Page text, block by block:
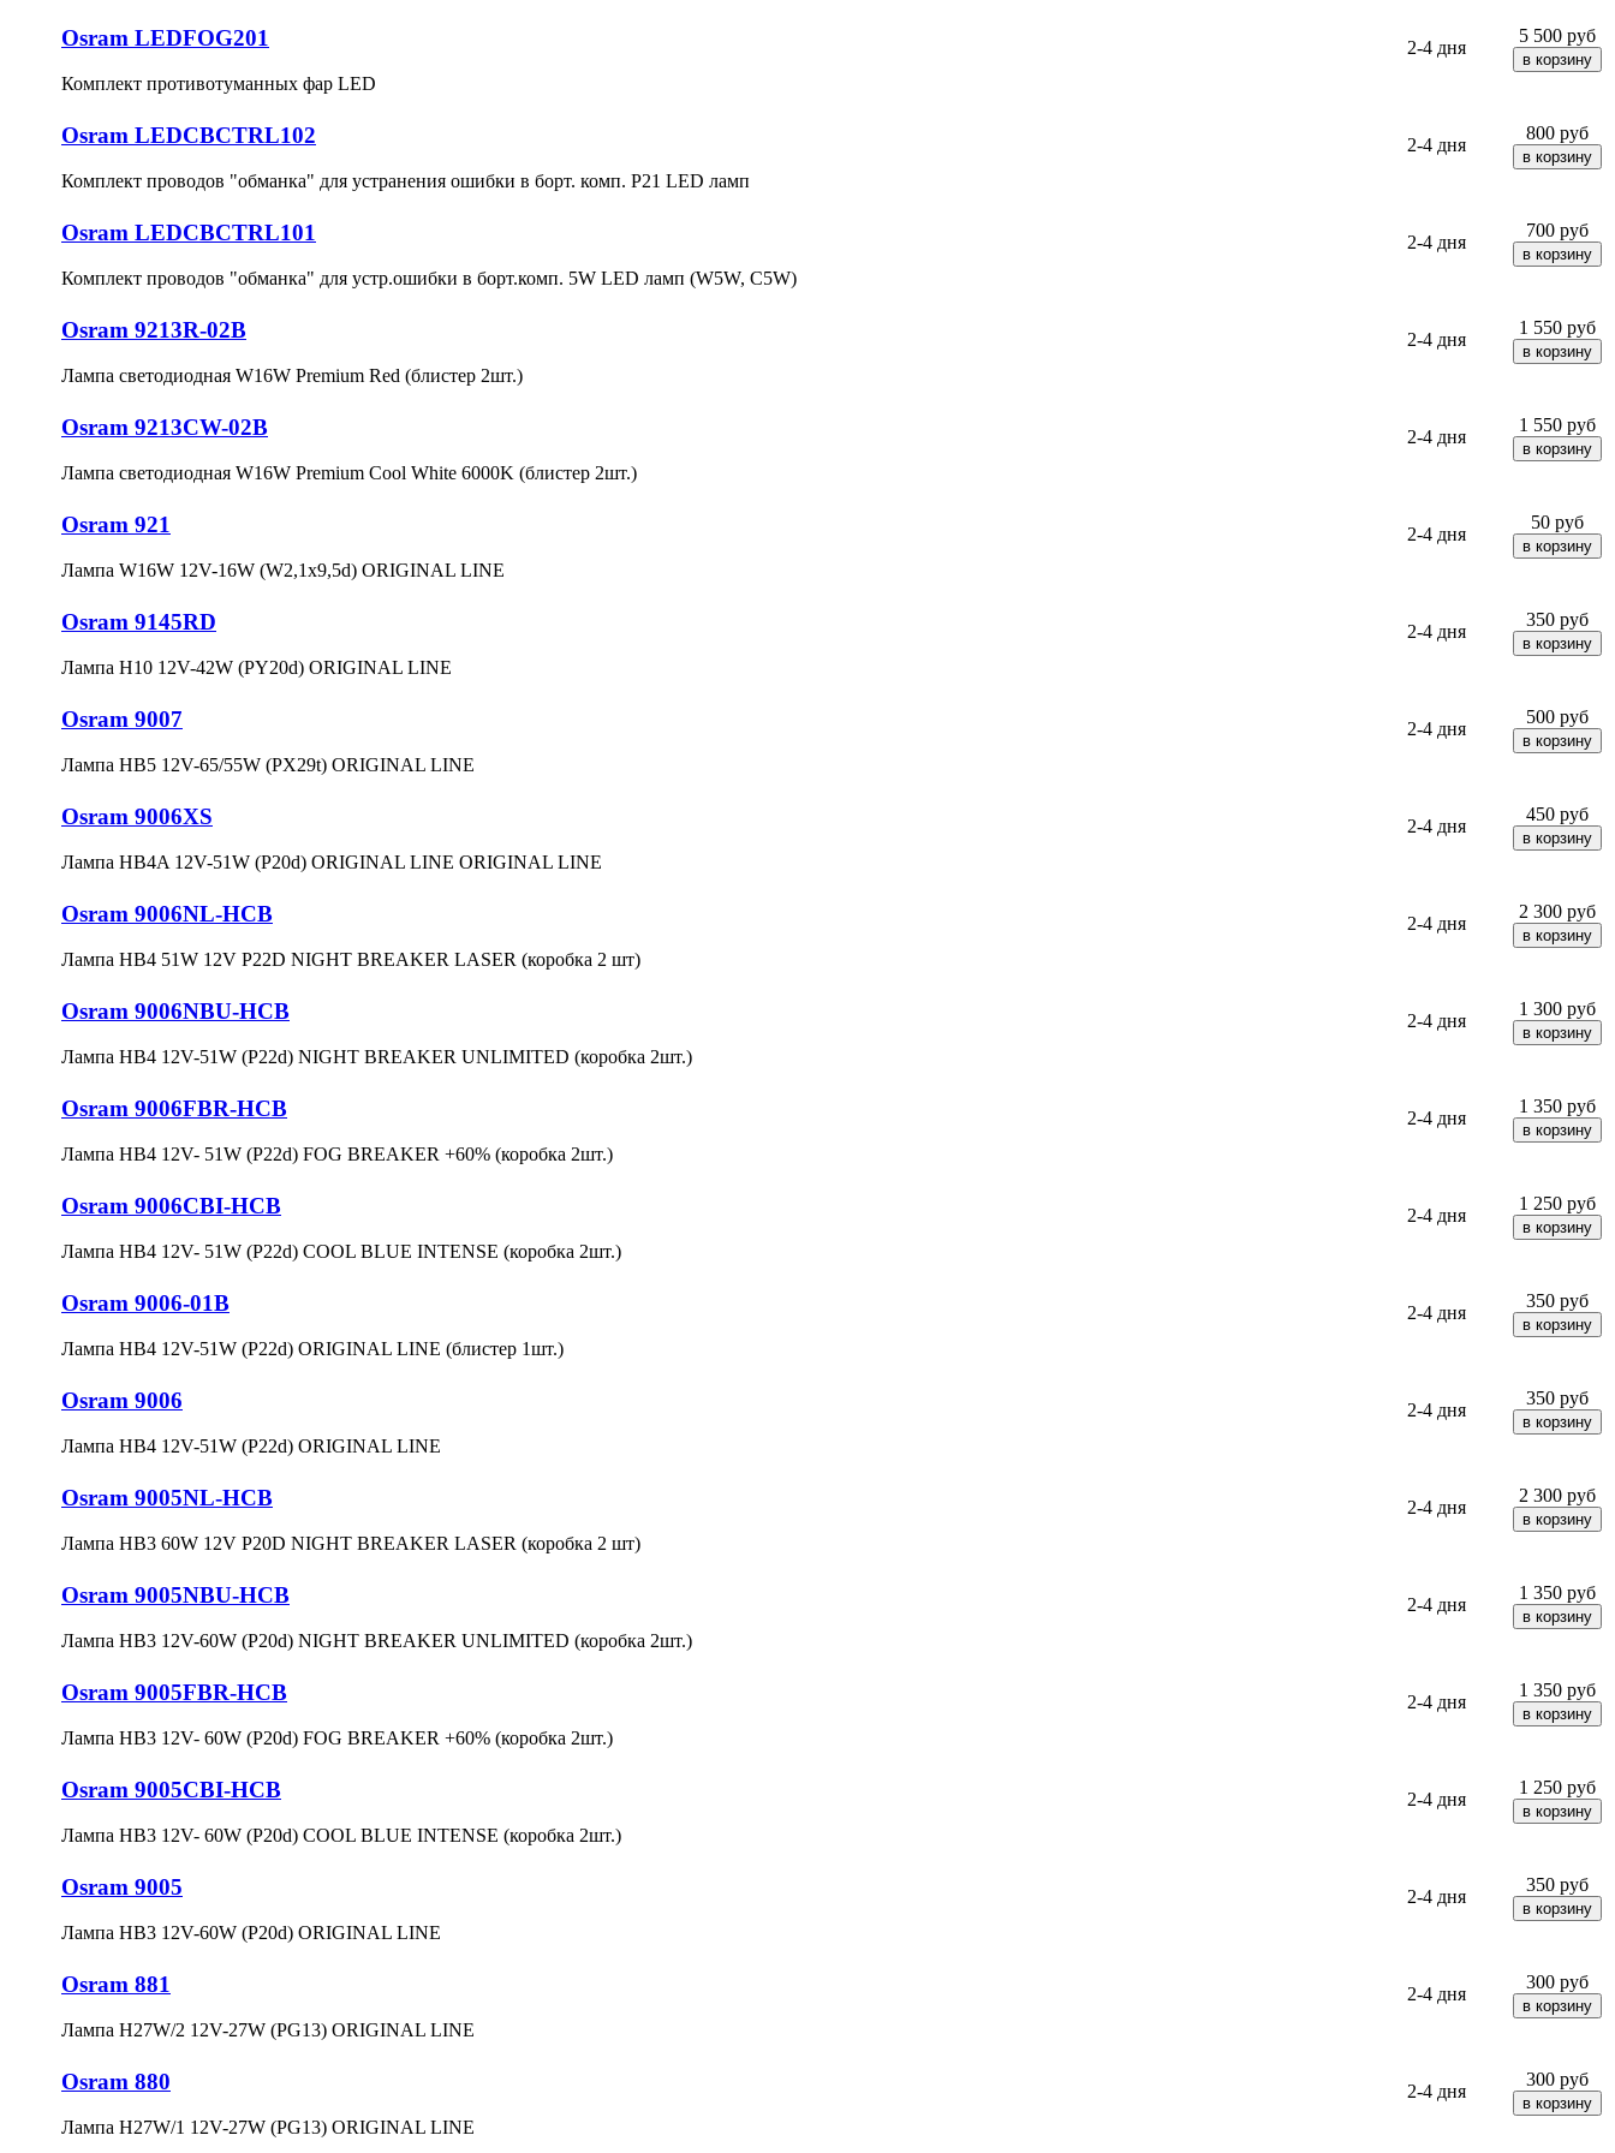
Osram LEDFOG201
Комплект противотуманных фар LED
2-4 дня
5 500 руб
Osram LEDCBCTRL102
Комплект проводов "обманка" для устранения ошибки в борт. комп. P21 LED ламп
2-4 дня
800 руб
Osram LEDCBCTRL101
Комплект проводов "обманка" для устр.ошибки в борт.комп. 5W LED ламп (W5W, C5W)
2-4 дня
700 руб
Osram 9213R-02B
Лампа светодиодная W16W Premium Red (блистер 2шт.)
2-4 дня
1 550 руб
Osram 9213CW-02B
Лампа светодиодная W16W Premium Cool White 6000K (блистер 2шт.)
2-4 дня
1 550 руб
Osram 921
Лампа W16W 12V-16W (W2,1x9,5d) ORIGINAL LINE
2-4 дня
50 руб
Osram 9145RD
Лампа H10 12V-42W (PY20d) ORIGINAL LINE
2-4 дня
350 руб
Osram 9007
Лампа HB5 12V-65/55W (PX29t) ORIGINAL LINE
2-4 дня
500 руб
Osram 9006XS
Лампа HB4A 12V-51W (P20d) ORIGINAL LINE ORIGINAL LINE
2-4 дня
450 руб
Osram 9006NL-HCB
Лампа HB4 51W 12V P22D NIGHT BREAKER LASER (коробка 2 шт)
2-4 дня
2 300 руб
Osram 9006NBU-HCB
Лампа HB4 12V-51W (P22d) NIGHT BREAKER UNLIMITED (коробка 2шт.)
2-4 дня
1 300 руб
Osram 9006FBR-HCB
Лампа HB4 12V- 51W (P22d) FOG BREAKER +60% (коробка 2шт.)
2-4 дня
1 350 руб
Osram 9006CBI-HCB
Лампа HB4 12V- 51W (P22d) COOL BLUE INTENSE (коробка 2шт.)
2-4 дня
1 250 руб
Osram 9006-01B
Лампа HB4 12V-51W (P22d) ORIGINAL LINE (блистер 1шт.)
2-4 дня
350 руб
Osram 9006
Лампа HB4 12V-51W (P22d) ORIGINAL LINE
2-4 дня
350 руб
Osram 9005NL-HCB
Лампа HB3 60W 12V P20D NIGHT BREAKER LASER (коробка 2 шт)
2-4 дня
2 300 руб
Osram 9005NBU-HCB
Лампа HB3 12V-60W (P20d) NIGHT BREAKER UNLIMITED (коробка 2шт.)
2-4 дня
1 350 руб
Osram 9005FBR-HCB
Лампа HB3 12V- 60W (P20d) FOG BREAKER +60% (коробка 2шт.)
2-4 дня
1 350 руб
Osram 9005CBI-HCB
Лампа HB3 12V- 60W (P20d) COOL BLUE INTENSE (коробка 2шт.)
2-4 дня
1 250 руб
Osram 9005
Лампа HB3 12V-60W (P20d) ORIGINAL LINE
2-4 дня
350 руб
Osram 881
Лампа H27W/2 12V-27W (PG13) ORIGINAL LINE
2-4 дня
300 руб
Osram 880
Лампа H27W/1 12V-27W (PG13) ORIGINAL LINE
2-4 дня
300 руб